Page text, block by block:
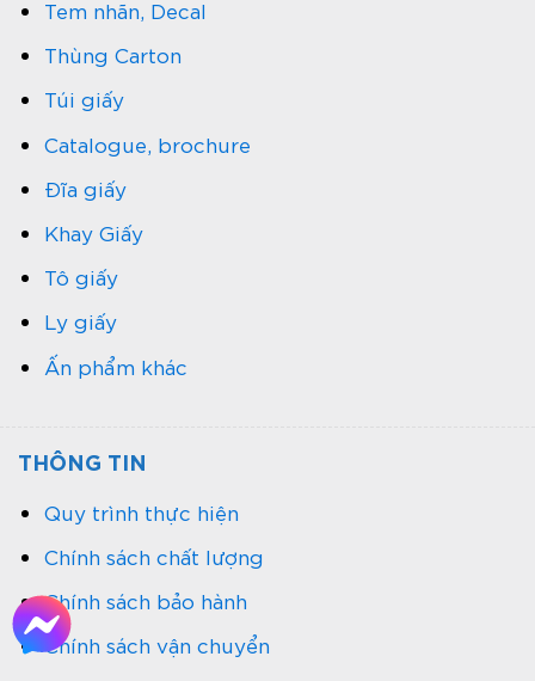
Tem nhãn, Decal
Thùng Carton
Túi giấy
Catalogue, brochure
Đĩa giấy
Khay Giấy
Tô giấy
Ly giấy
Ấn phẩm khác
THÔNG TIN
Quy trình thực hiện
Chính sách chất lượng
Chính sách bảo hành
Chính sách vận chuyển